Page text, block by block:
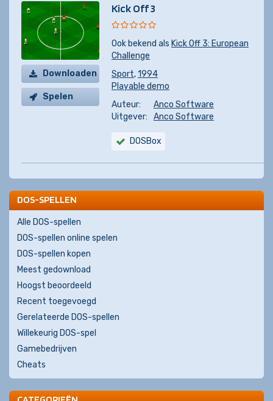
Downloaden
Spelen
Kick Off 3
Ook bekend als Kick Off 3: European
Challenge
Sport,1994
Playable demo
Auteur:
Anco Software
Uitgever:
Anco Software
DOSBox
DOS-SPELLEN
Alle DOS-spellen
DOS-spellen online spelen
DOS-spellen kopen
Meest gedownload
Hoogst beoordeeld
Recent toegevoegd
Gerelateerde DOS-spellen
Willekeurig DOS-spel
Gamebedrijven
Cheats